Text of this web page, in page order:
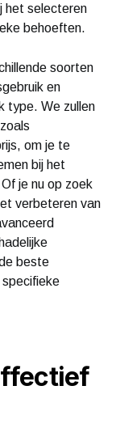
het selecteren
behoeften.
soorten
en
type. We zullen
om je te
bij het
je nu op zoek
verbeteren van
beste